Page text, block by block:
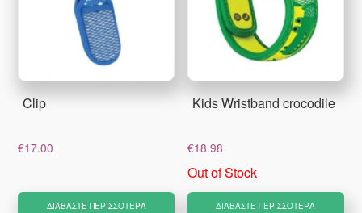
Clip
€17.00
ΔΙΑΒΆΣΤΕ ΠΕΡΙΣΣΌΤΕΡΑ
Kids Wristband crocodile
€18.98
Out of Stock
ΔΙΑΒΆΣΤΕ ΠΕΡΙΣΣΌΤΕΡΑ